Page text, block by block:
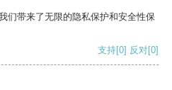
们带来了无限的隐私保护和安全性保
支持[0] 反对[0]